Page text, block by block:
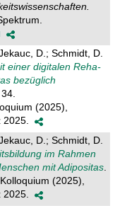
D.; Schmidt, D.
einer digitalen Reha-
bezüglich
(2025),
2025.
D.; Schmidt, D.
im Rahmen
mit Adipositas.
(2025),
2025.